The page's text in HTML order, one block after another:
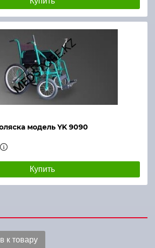
модель YK 9090
Купить
к товару